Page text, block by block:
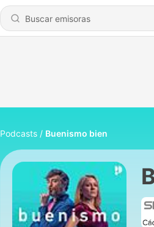
Podcasts Buenismo bien